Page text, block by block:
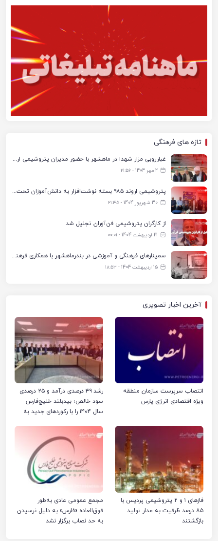
تازه های فرهنگی
غبارروبی مزار شهدا در ماهشهر با حضور مدیران پتروشیمی اروند و مسئولان شهری
2 مهر 1404 - ۲۱:۵۶
پتروشیمی اروند ۹۸۵ بسته نوشت‌افزار به دانش‌آموزان تحت پوشش کمیته امداد بندرماهشهر اهدا کرد
30 شهریور 1404 - ۲۱:۴۵
از کارگران پتروشیمی فن‌آوران تجلیل شد
21 اردیبهشت 1404 - ۰۰:۰۱
سمینارهای فرهنگی و آموزشی در بندرماهشهر با همکاری فرهنگ‌سرای پتروشیمی مارون
15 اردیبهشت 1404 - ۱۸:۵۳
آخرین اخبار تصویری
انتصاب سرپرست سازمان منطقه
ویژه اقتصادی انرژی پارس
رشد ۴۹ درصدی درآمد و ۲۵ درصدی
سود خالص؛ بیدبلند خلیج‌فارس
سال ۱۴۰۴ را با رکوردهای جدید به
فازهای ۱ و ۲ پتروشیمی پردیس با
۸۵ درصد ظرفیت به مدار تولید
بازگشتند
مجمع عمومی عادی به‌طور
فوق‌العاده «فارس» به دلیل نرسیدن
به حد نصاب برگزار نشد